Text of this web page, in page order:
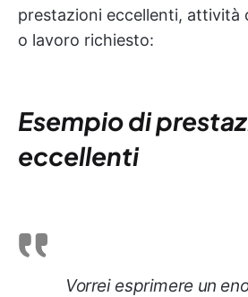
prestazioni eccellenti, attività
o lavoro richiesto:
Esempio di
eccellenti
Vorrei esprimere un